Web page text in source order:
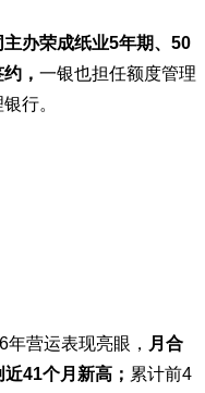
办荣成纸业5年期、50
， 一银也担任额度管理
行。
营运表现亮眼， 月合
41个月新高； 累计前4